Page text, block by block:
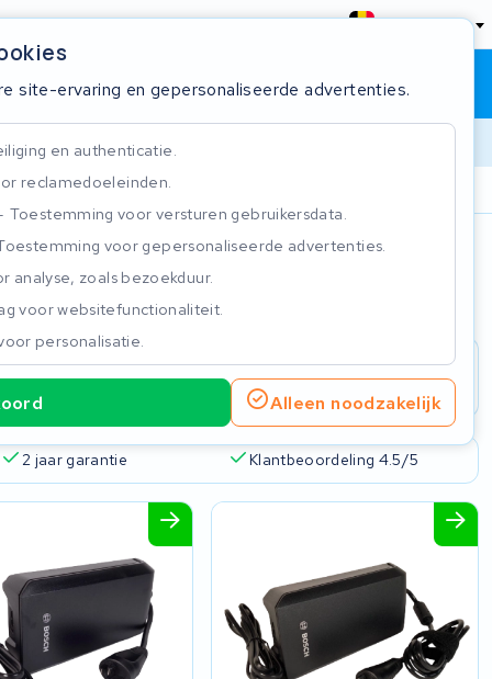
België
Winkelwagen Inloggen
site-ervaring en gepersonaliseerde advertenties.
en authenticatie.
reclamedoeleinden.
Toestemming voor versturen gebruikersdata.
voor gepersonaliseerde advertenties.
analyse, zoals bezoekduur.
voor websitefunctionaliteit.
personalisatie.
Alleen noodzakelijk
2 jaar garantie Klantbeoordeling 4.5/5